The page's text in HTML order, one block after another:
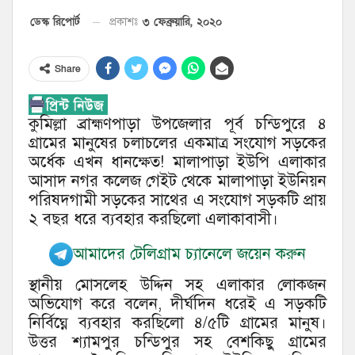
ডেস্ক রিপোর্ট প্রকাশঃ ৩ ফেব্রুয়ারি, ২০২০
Share
কুমিল্লা ব্রাহ্মণপাড়া উপজেলার পূর্ব চন্ডিপুরে ৪
গ্রামের মানুষের চলাচলের একমাত্র সংযোগ সড়কের
অর্ধেক এখন ধানক্ষেত! মালাপাড়া ইউপি এলাকার
আসাদ নগর কলেজ গেইট থেকে মালাপাড়া ইউনিয়ন
পরিষদগামী সড়কের সাথের এ সংযোগ সড়কটি প্রায়
২ বছর ধরে ব্যবহার করছিলো এলাকাবাসী।
আমাদের টেলিগ্রাম চ্যানেলে জয়েন করুন
স্থানীয় মোসলেহ উদ্দিন সহ এলাকার লোকজন
অভিযোগ করে বলেন, দীর্ঘদিন ধরেই এ সড়কটি
নির্বিঘ্নে ব্যবহার করছিলো ৪/৫টি গ্রামের মানুষ।
উত্তর শ্যামপুর চন্ডিপুর সহ বেশকিছু গ্রামের